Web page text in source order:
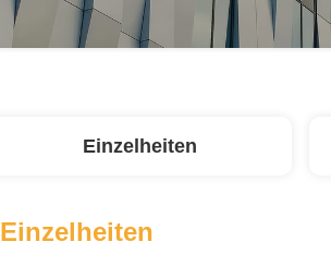
Einzelheiten
Einzelheiten